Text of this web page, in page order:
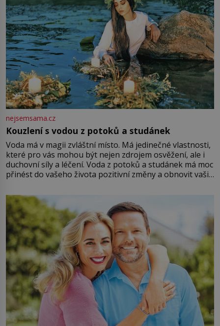
nejsemsama.cz
Kouzlení s vodou z potoků a studánek
Voda má v magii zvláštní místo. Má jedinečné vlastnosti,
které pro vás mohou být nejen zdrojem osvěžení, ale i
duchovní síly a léčení. Voda z potoků a studánek má moc
přinést do vašeho života pozitivní změny a obnovit vaši
můžete obohatit své rituály a přinést do svého života
větší harmonii a klid. Je důležité